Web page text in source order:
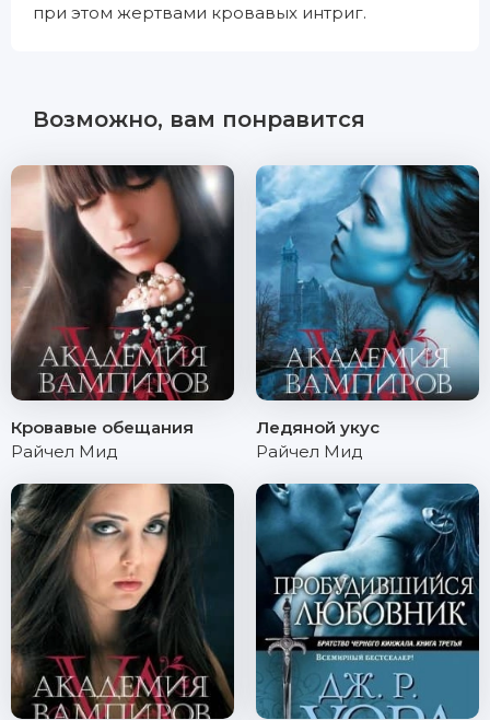
при этом жертвами кровавых интриг.
Возможно, вам понравится
Кровавые обещания
Райчел Мид
Ледяной укус
Райчел Мид